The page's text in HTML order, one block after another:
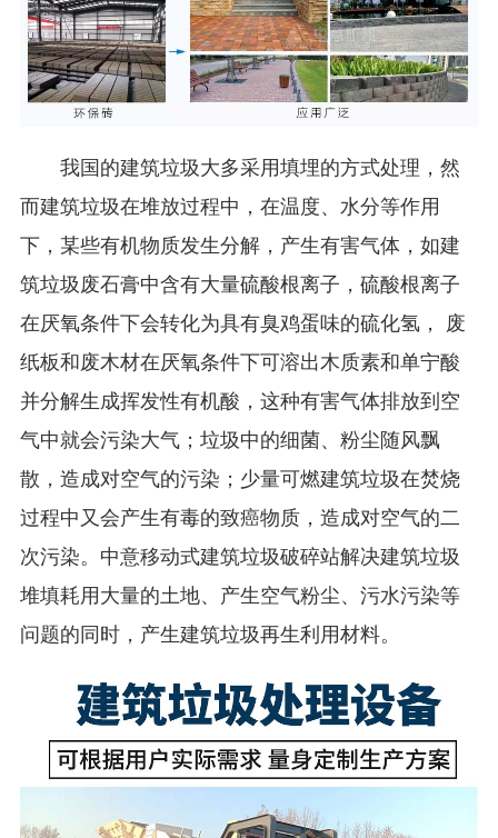
我国的建筑垃圾大多采用填埋的方式处理，然
而建筑垃圾在堆放过程中，在温度、水分等作用
下，某些有机物质发生分解，产生有害气体，如建
筑垃圾废石膏中含有大量硫酸根离子，硫酸根离子
在厌氧条件下会转化为具有臭鸡蛋味的硫化氢， 废
纸板和废木材在厌氧条件下可溶出木质素和单宁酸
并分解生成挥发性有机酸，这种有害气体排放到空
气中就会污染大气；垃圾中的细菌、粉尘随风飘
散，造成对空气的污染；少量可燃建筑垃圾在焚烧
过程中又会产生有毒的致癌物质，造成对空气的二
次污染。中意移动式建筑垃圾破碎站解决建筑垃圾
堆填耗用大量的土地、产生空气粉尘、污水污染等
问题的同时，产生建筑垃圾再生利用材料。